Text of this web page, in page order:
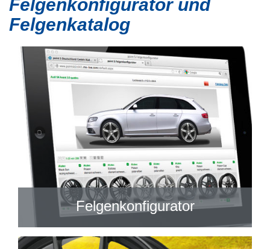
Felgenkonfigurator und
Felgenkatalog
Felgenkonfigurator